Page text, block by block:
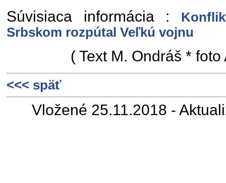
Súvisiaca informácia :
Srbskom rozpútal Veľkú vojnu
( Text M. Ondráš *
<<< späť
Vložené 25.11.2018 -